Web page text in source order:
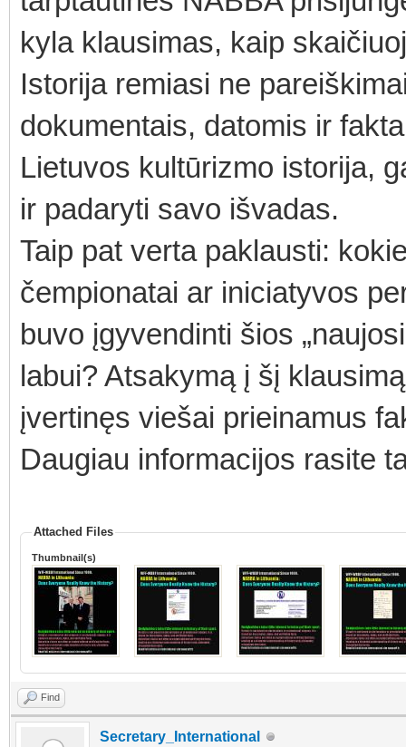
kyla klausimas, kaip
Istorija remiasi ne
dokumentais, datomis ir
Lietuvos kultūrizmo istorija,
ir padaryti savo išvadas.
Taip pat verta paklausti:
čempionatai ar iniciatyvos
buvo įgyvendinti šios
labui? Atsakymą į šį
įvertinęs viešai prieinamus
Daugiau informacijos rasite
Attached Files
Thumbnail(s)
Find
Secretary_International